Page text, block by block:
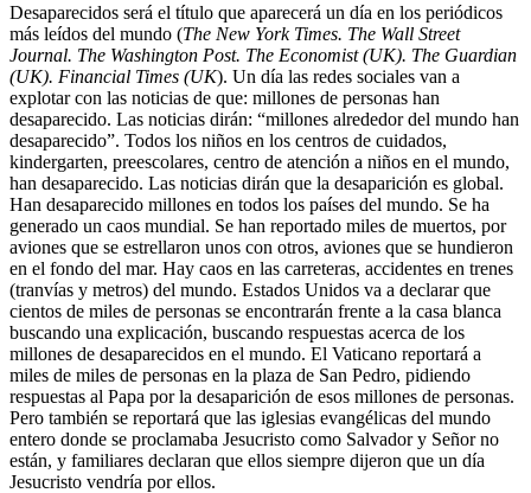
Desaparecidos será el título que aparecerá un día en los periódicos
más leídos del mundo (The New York Times. The Wall Street
Journal. The Washington Post. The Economist (UK). The Guardian
(UK). Financial Times (UK). Un día las redes sociales van a
explotar con las noticias de que: millones de personas han
desaparecido. Las noticias dirán: “millones alrededor del mundo han
desaparecido”. Todos los niños en los centros de cuidados,
kindergarten, preescolares, centro de atención a niños en el mundo,
han desaparecido. Las noticias dirán que la desaparición es global.
Han desaparecido millones en todos los países del mundo. Se ha
generado un caos mundial. Se han reportado miles de muertos, por
aviones que se estrellaron unos con otros, aviones que se hundieron
en el fondo del mar. Hay caos en las carreteras, accidentes en trenes
(tranvías y metros) del mundo. Estados Unidos va a declarar que
cientos de miles de personas se encontrarán frente a la casa blanca
buscando una explicación, buscando respuestas acerca de los
millones de desaparecidos en el mundo. El Vaticano reportará a
miles de miles de personas en la plaza de San Pedro, pidiendo
respuestas al Papa por la desaparición de esos millones de personas.
Pero también se reportará que las iglesias evangélicas del mundo
entero donde se proclamaba Jesucristo como Salvador y Señor no
están, y familiares declaran que ellos siempre dijeron que un día
Jesucristo vendría por ellos.